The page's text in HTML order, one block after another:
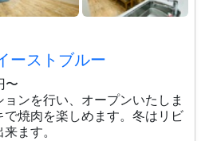
ーストブルー
〜
ンを行い、オープンいたしま
焼肉を楽しめます。冬はリビ
ます。